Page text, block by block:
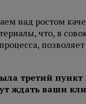
над ростом
что, в
ждать ваши